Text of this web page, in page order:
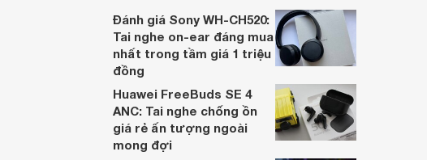
dựa trên nhu cầu và sở thích cá nhân. Cả
hai đều là sản phẩm chất lượng cao,
nhưng hướng tới đối tượng khách hàng
khác nhau.
Đánh giá Sony WH-CH520:
Tai nghe on-ear đáng mua
nhất trong tầm giá 1 triệu
đồng
Huawei FreeBuds SE 4
ANC: Tai nghe chống ồn
giá rẻ ấn tượng ngoài
mong đợi